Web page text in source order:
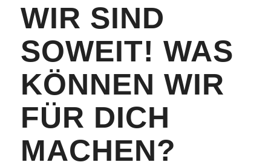
WIR SIND
SOWEIT! WAS
KÖNNEN WIR
FÜR DICH
MACHEN?